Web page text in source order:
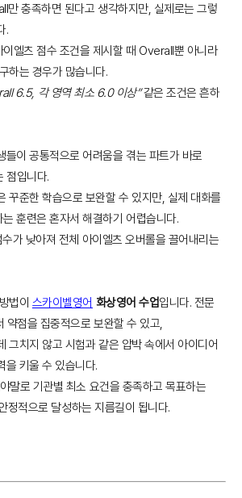
만 충족하면 된다고 생각하지만, 실제로는 그렇
.
이엘츠 점수 조건을 제시할 때 Overall뿐 아니라
하는 경우가 많습니다.
6.5, 각 영역 최소 6.0 이상”같은 조건은 흔하
들이 공통적으로 어려움을 겪는 파트가 바로
점입니다.
꾸준한 학습으로 보완할 수 있지만, 실제 대화를
훈련은 혼자서 해결하기 어렵습니다.
가 낮아져 전체 아이엘츠 오버롤을 끌어내리는
법이 스카이벨영어 화상영어 수업입니다. 전문
약점을 집중적으로 보완할 수 있고,
그치지 않고 시험과 같은 압박 속에서 아이디어
을 키울 수 있습니다.
말로 기관별 최소 요건을 충족하고 목표하는
정적으로 달성하는 지름길이 됩니다.